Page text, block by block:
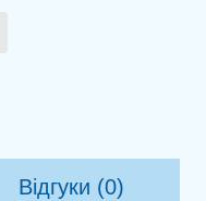
Відгуки (0)